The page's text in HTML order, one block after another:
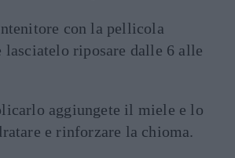
con la pellicola
lasciatelo riposare dalle 6 alle
aggiungete il miele e lo
e rinforzare la chioma.